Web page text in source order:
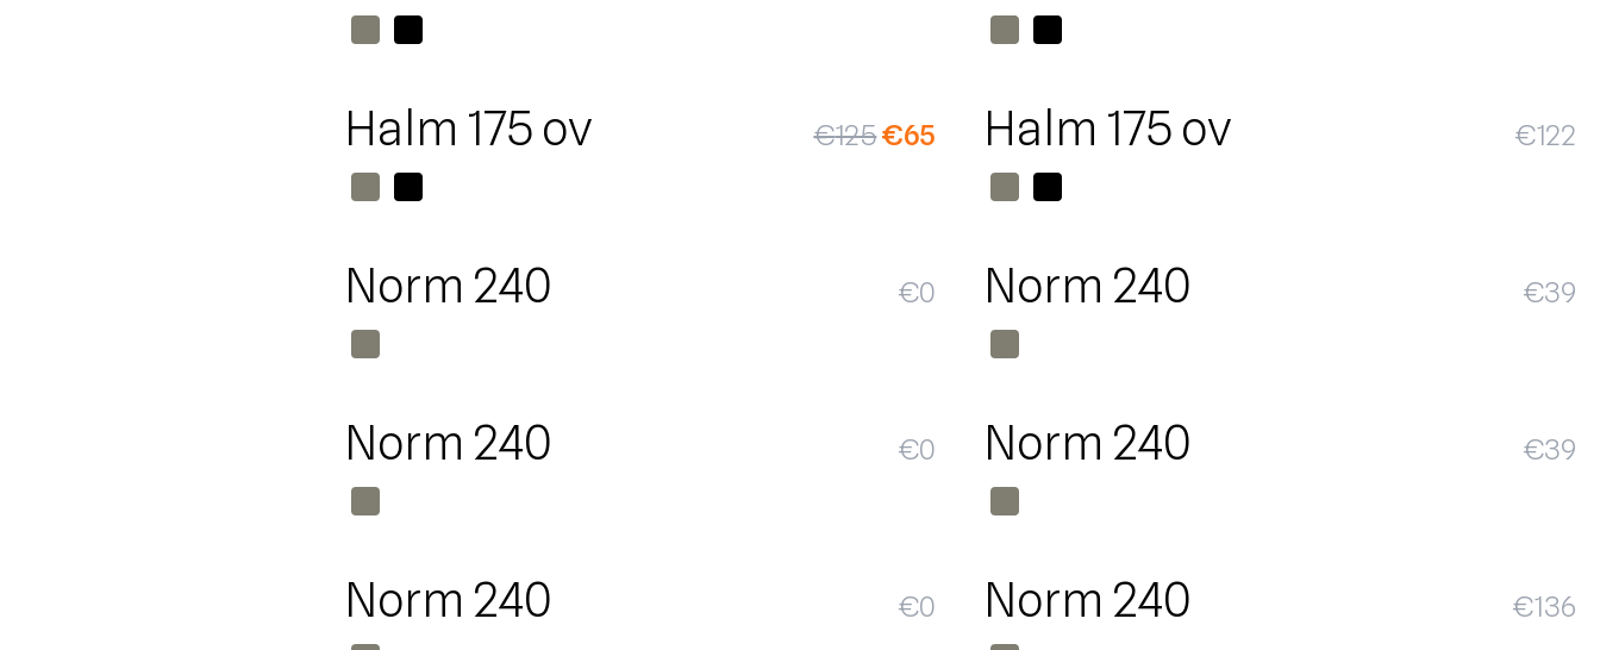
Halm 175 ov €125€65 Halm 175 ov €122
Norm 240 €0 Norm 240 €39
Norm 240 €0 Norm 240 €39
Norm 240 €0 Norm 240 €136